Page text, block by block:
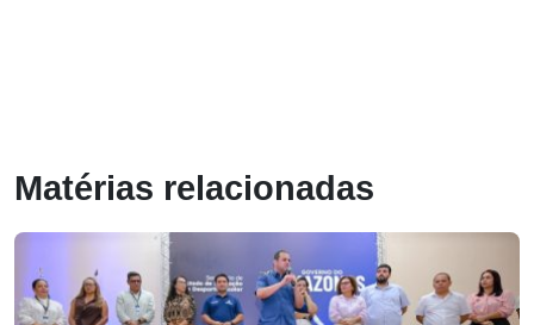
Matérias relacionadas